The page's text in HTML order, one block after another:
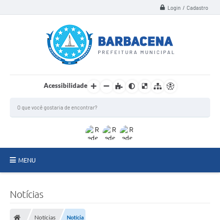
Login / Cadastro
Acessibilidade
MENU
Notícias
Notícias Notícia